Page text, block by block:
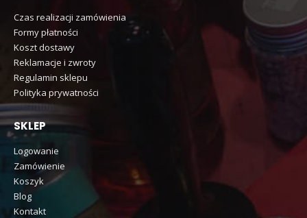
Czas realizacji zamówienia
Formy płatności
Koszt dostawy
Reklamacje i zwroty
Regulamin sklepu
Polityka prywatności
SKLEP
Logowanie
Zamówienie
Koszyk
Blog
Kontakt